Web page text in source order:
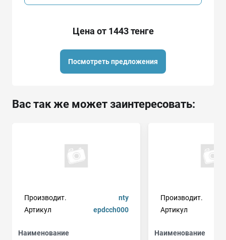
Цена от 1443 тенге
Посмотреть предложения
Вас так же может заинтересовать:
Производит.
nty
Артикул
epdcch000
Наименование
Производит.
Артикул
Наименование